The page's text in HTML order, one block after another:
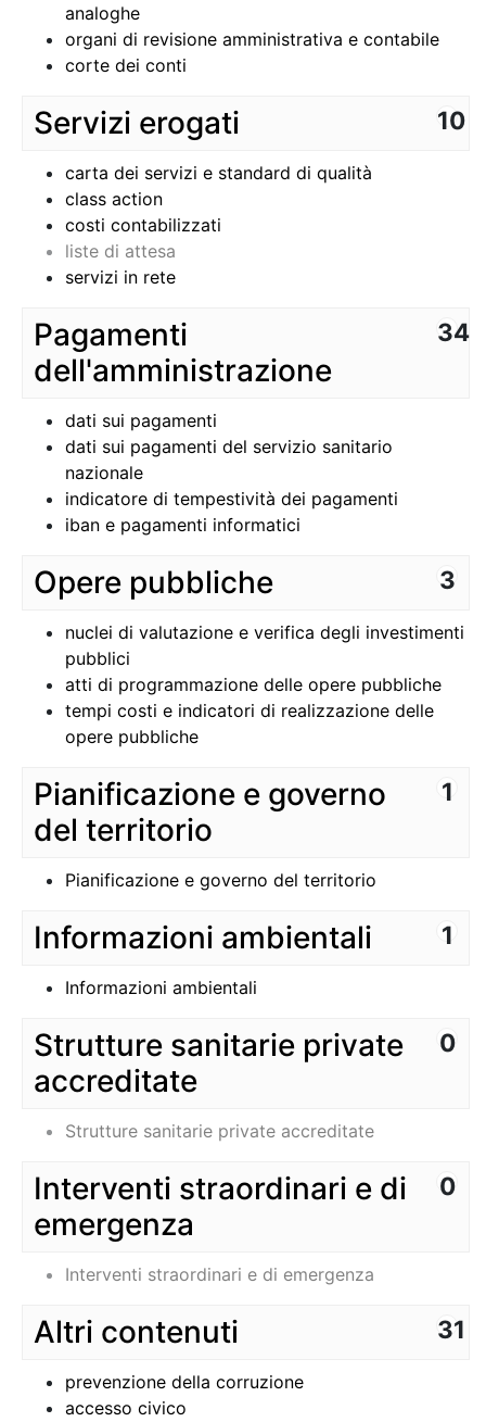
analoghe
organi di revisione amministrativa e contabile
corte dei conti
10
Servizi erogati
carta dei servizi e standard di qualità
class action
costi contabilizzati
liste di attesa
servizi in rete
34
Pagamenti
dell'amministrazione
dati sui pagamenti
dati sui pagamenti del servizio sanitario
nazionale
indicatore di tempestività dei pagamenti
iban e pagamenti informatici
3
Opere pubbliche
nuclei di valutazione e verifica degli investimenti
pubblici
atti di programmazione delle opere pubbliche
tempi costi e indicatori di realizzazione delle
opere pubbliche
1
Pianificazione e governo
del territorio
Pianificazione e governo del territorio
1
Informazioni ambientali
Informazioni ambientali
0
Strutture sanitarie private
accreditate
Strutture sanitarie private accreditate
0
Interventi straordinari e di
emergenza
Interventi straordinari e di emergenza
31
Altri contenuti
prevenzione della corruzione
accesso civico